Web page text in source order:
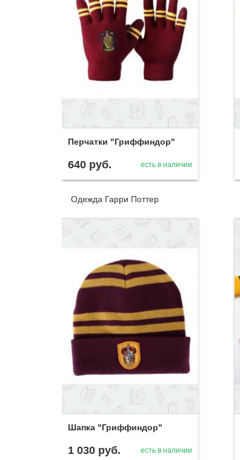
Перчатки "Гриффиндор"
640 руб. есть в наличии
Одежда Гарри Поттер
Шапка "Гриффиндор"
1 030 руб. есть в наличии